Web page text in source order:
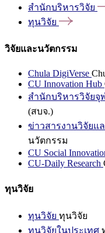
สำนักบริหารวิจัย
ทุนวิจัย
วิจัยและนวัตกรรม
Chula DigiVerse
CU Innovation Hub
สำนักบริหารวิจัยจุ
(สบจ.)
ข่าวสารงานวิจัยแ
นวัตกรรม
CU Social
CU-Daily Research
ทุนวิจัย
ทุนวิจัย ทุนวิจัย
ทุนวิจัยในประเทศ